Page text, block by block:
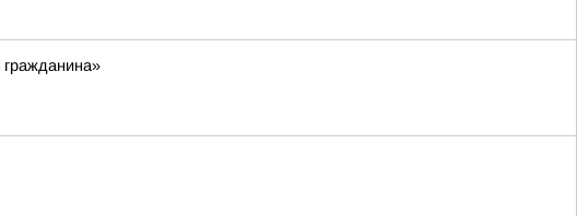
гражданина»